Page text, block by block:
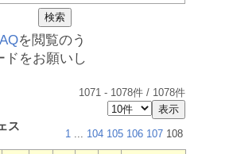
を閲覧のう
ドをお願いし
1071 - 1078件 / 1078件
ス
1 ... 104 105 106 107 108